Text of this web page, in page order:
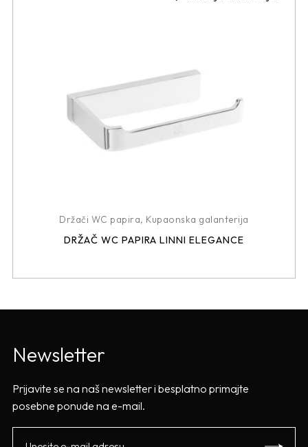
Držači WC papira, Kupaonska galanterija
DRŽAČ WC PAPIRA LINNI ELEGANCE
Newsletter
Prijavite se na naš newsletter i besplatno primajte
posebne ponude na e-mail.